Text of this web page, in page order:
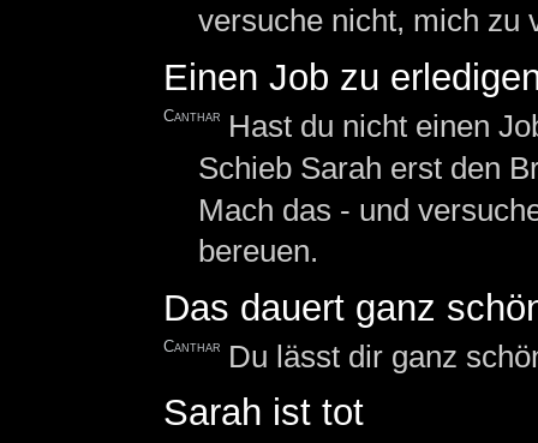
versuche nicht, mich zu
Einen Job zu
Canthar
Hast du nicht einen
Schieb Sarah erst den
Mach das - und
bereuen.
Das dauert ganz
Canthar Du lässt dir ganz
Sarah ist tot